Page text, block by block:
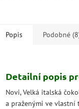
Popis Podobné
Detailní popis
Novi, Velká italská
a praženými ve vlastní